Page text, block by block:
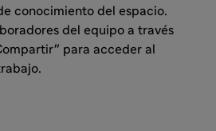
conocimiento del espacio.
del equipo a través
para acceder al